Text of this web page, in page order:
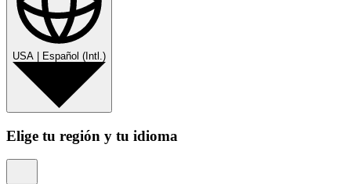
USA | Español (Intl.)
Elige tu región y tu idioma